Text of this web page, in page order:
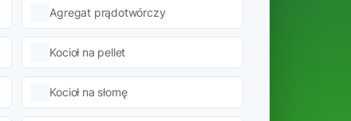
Agregat prądotwórczy
Kocioł na pellet
Kocioł na słomę